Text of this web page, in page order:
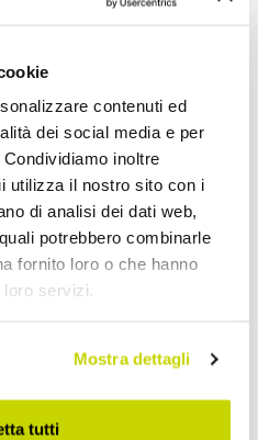
contenuti ed
dei social media e per
inoltre
utilizza il nostro sito con i
di analisi dei dati web,
potrebbero combinarle
fornito loro o che hanno
servizi.
Mostra dettagli
tutti
Vetro Martellato
Retroargentato Made in
italy - Basilia
€ 1.279,20 € 1.599,00